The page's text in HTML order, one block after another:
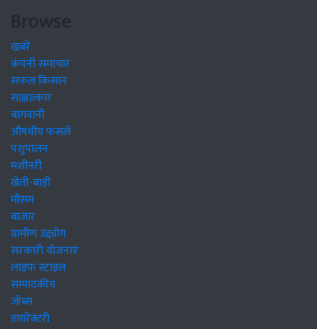
Browse
खबरें
कंपनी समाचार
सफल किसान
साक्षात्कार
बागवानी
औषधीय फसलें
पशुपालन
मशीनरी
खेती-बाड़ी
मौसम
बाजार
ग्रामीण उद्द्योग
सरकारी योजनाएं
लाइफ स्टाइल
सम्पादकीय
जॉब्स
डायरेक्टरी